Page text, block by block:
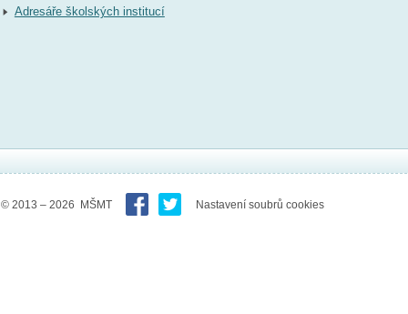
Adresáře školských institucí
© 2013 – 2026 MŠMT Nastavení soubrů cookies